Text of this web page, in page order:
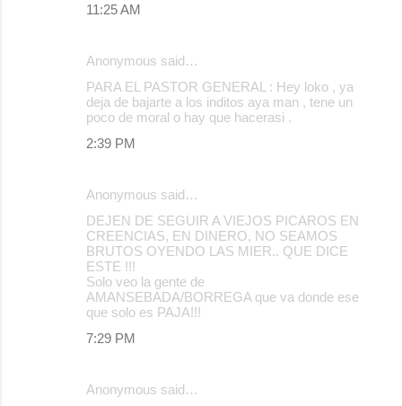
11:25 AM
Anonymous said…
PARA EL PASTOR GENERAL : Hey loko , ya
deja de bajarte a los inditos aya man , tene un
poco de moral o hay que hacerasi .
2:39 PM
Anonymous said…
DEJEN DE SEGUIR A VIEJOS PICAROS EN
CREENCIAS, EN DINERO, NO SEAMOS
BRUTOS OYENDO LAS MIER.. QUE DICE
ESTE !!!
Solo veo la gente de
AMANSEBADA/BORREGA que va donde ese
que solo es PAJA!!!
7:29 PM
Anonymous said…